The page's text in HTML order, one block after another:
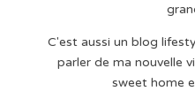
C'est aussi un blog
parler de ma nouvelle
sweet home